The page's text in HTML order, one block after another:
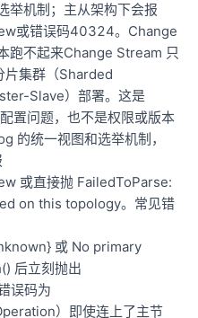
举机制；主从架构下会报
或错误码40324。Change
跑不起来Change Stream 只
片集群（Sharded
Slave）部署。这是
置问题，也不是权限或版本
统一视图和选举机制，
或直接抛 FailedToParse:
on this topology。常见错
或 No primary
后立刻抛出
误码为
）即使连上了主节